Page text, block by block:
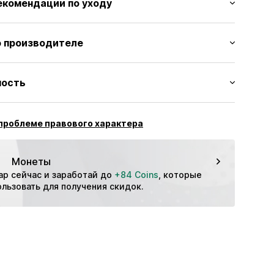
по уходу
Китай
Кэжуал правового характера
Монеты
сейчас и заработай до +84 Coins , которые
для получения скидок.